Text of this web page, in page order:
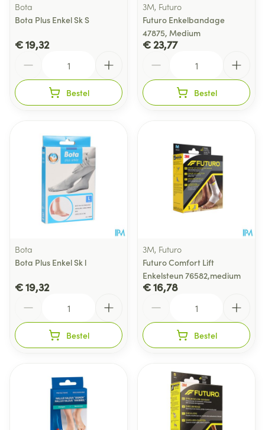
Bota
Bota Plus Enkel Sk S
€ 19,32
Bestel
3M, Futuro
Futuro Enkelbandage
47875, Medium
€ 23,77
Bestel
Bota
Bota Plus Enkel Sk l
€ 19,32
Bestel
3M, Futuro
Futuro Comfort Lift
Enkelsteun 76582,medium
€ 16,78
Bestel